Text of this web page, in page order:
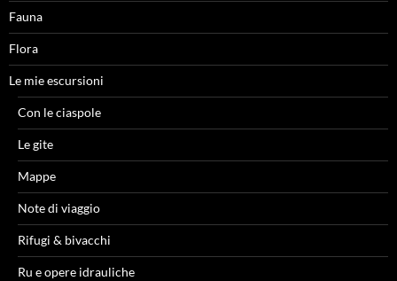
Fauna
Flora
Le mie escursioni
Con le ciaspole
Le gite
Mappe
Note di viaggio
Rifugi & bivacchi
Ru e opere idrauliche